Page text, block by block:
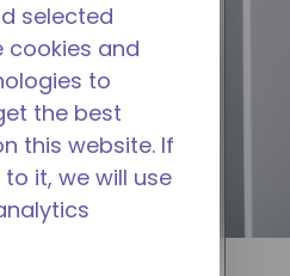
de
fácil a água
gelada,
ao
de água do
selected
cookies and
to
the best
this website. If
it, we will use